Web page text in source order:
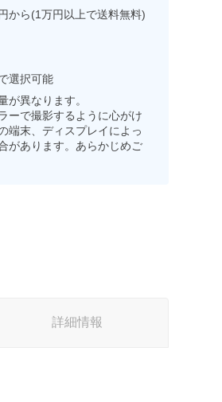
から(1万円以上で送料無料)
選択可能
が異なります。
ーで撮影するように心がけ
端末、ディスプレイによっ
があります。あらかじめご
詳細情報